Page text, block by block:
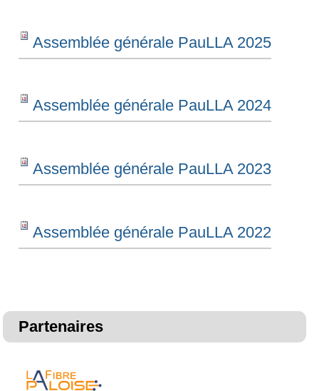
Assemblée générale PauLLA 2025
Assemblée générale PauLLA 2024
Assemblée générale PauLLA 2023
Assemblée générale PauLLA 2022
Partenaires